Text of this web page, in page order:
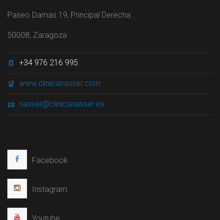
Paseo Damas 19, Principal Derecha
50008, Zaragoza
+34 976 216 995
www.clinicanasser.com
nasser@clinicanasser.es
Facebook
Instagram
Youtube